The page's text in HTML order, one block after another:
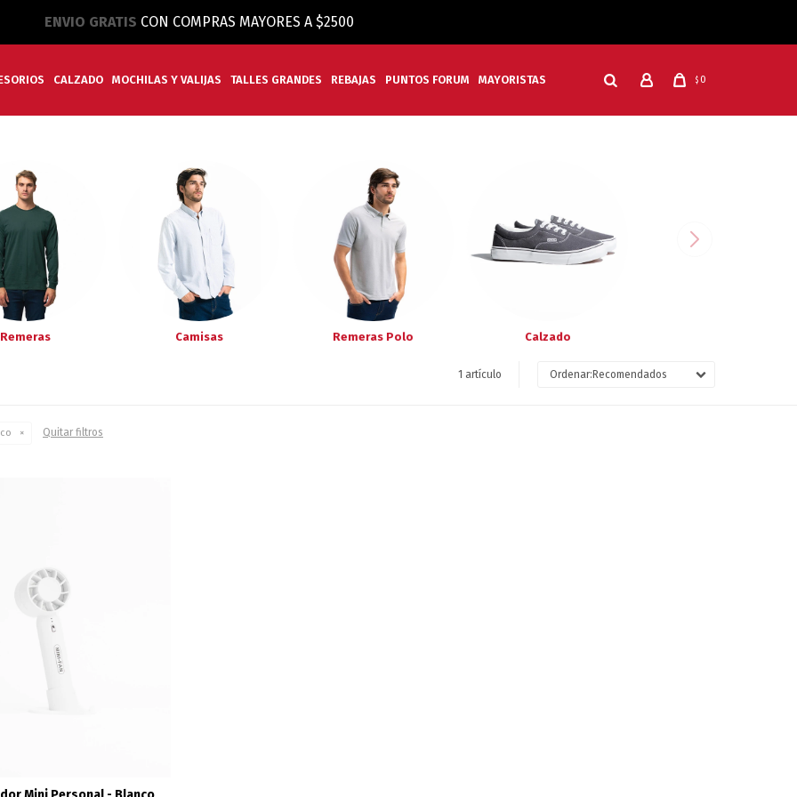
ENVIO GRATIS CON COMPRAS MAYORES A $2500
CALZADO MOCHILAS Y VALIJAS TALLES GRANDES REBAJAS PUNTOS FORUM MAYORISTAS $ 0
Remeras Camisas Remeras Polo Calzado
1 artículo Recomendados
Quitar filtros